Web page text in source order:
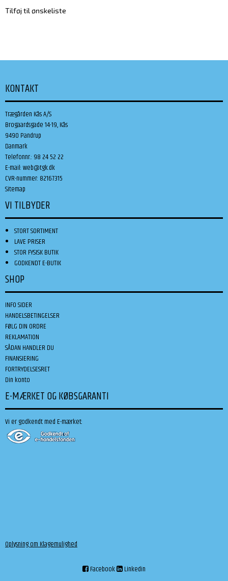
Tilføj til ønskeliste
KONTAKT
Trægården Kås A/S
Brogaardsgade 14-19, Kås
9490 Pandrup
Danmark
Telefonnr.: 98 24 52 22
E-mail:web@tgk.dk
CVR-nummer: 82167315
Sitemap
VI TILBYDER
STORT SORTIMENT
LAVE PRISER
STOR FYSISK BUTIK
GODKENDT E-BUTIK
SHOP
INFO SIDER
HANDELSBETINGELSER
FØLG DIN ORDRE
REKLAMATION
SÅDAN HANDLER DU
FINANSIERING
FORTRYDELSESRET
Din konto
E-MÆRKET OG KØBSGARANTI
Vi er godkendt med E-mærket:
Oplysning om Klagemulighed
Facebook Linkedin